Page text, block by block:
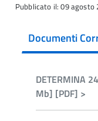
Pubblicato il: 09 agosto
Documenti
DETERMINA
Mb] [PDF] >